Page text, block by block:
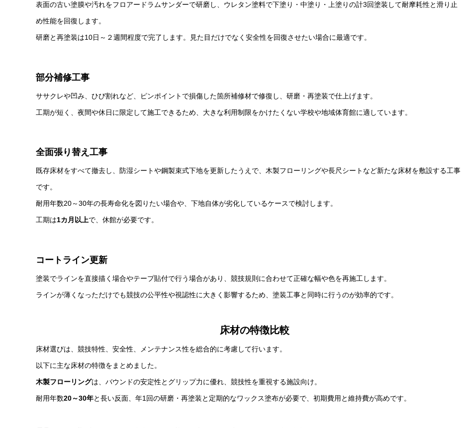
表面の古い塗膜や汚れをフロアードラムサンダーで研磨し、ウレタン塗料で下塗り・中塗り・上塗りの計3回塗装して耐摩耗性と滑り止
め性能を回復します。
研磨と再塗装は10日～２週間程度で完了します。見た目だけでなく安全性を回復させたい場合に最適です。
部分補修工事
ササクレや凹み、ひび割れなど、ピンポイントで損傷した箇所補修材で修復し、研磨・再塗装で仕上げます。
工期が短く、夜間や休日に限定して施工できるため、大きな利用制限をかけたくない学校や地域体育館に適しています。
全面張り替え工事
既存床材をすべて撤去し、防湿シートや鋼製束式下地を更新したうえで、木製フローリングや長尺シートなど新たな床材を敷設する工事
です。
耐用年数20～30年の長寿命化を図りたい場合や、下地自体が劣化しているケースで検討します。
工期は1カ月以上で、休館が必要です。
コートライン更新
塗装でラインを直接描く場合やテープ貼付で行う場合があり、競技規則に合わせて正確な幅や色を再施工します。
ラインが薄くなっただけでも競技の公平性や視認性に大きく影響するため、塗装工事と同時に行うのが効率的です。
床材の特徴比較
床材選びは、競技特性、安全性、メンテナンス性を総合的に考慮して行います。
以下に主な床材の特徴をまとめました。
木製フローリングは、バウンドの安定性とグリップ力に優れ、競技性を重視する施設向け。
耐用年数20～30年と長い反面、年1回の研磨・再塗装と定期的なワックス塗布が必要で、初期費用と維持費が高めです。